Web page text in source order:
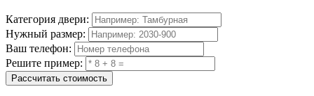
Категория двери:
Нужный размер:
Ваш телефон:
Решите пример:
Рассчитать стоимость